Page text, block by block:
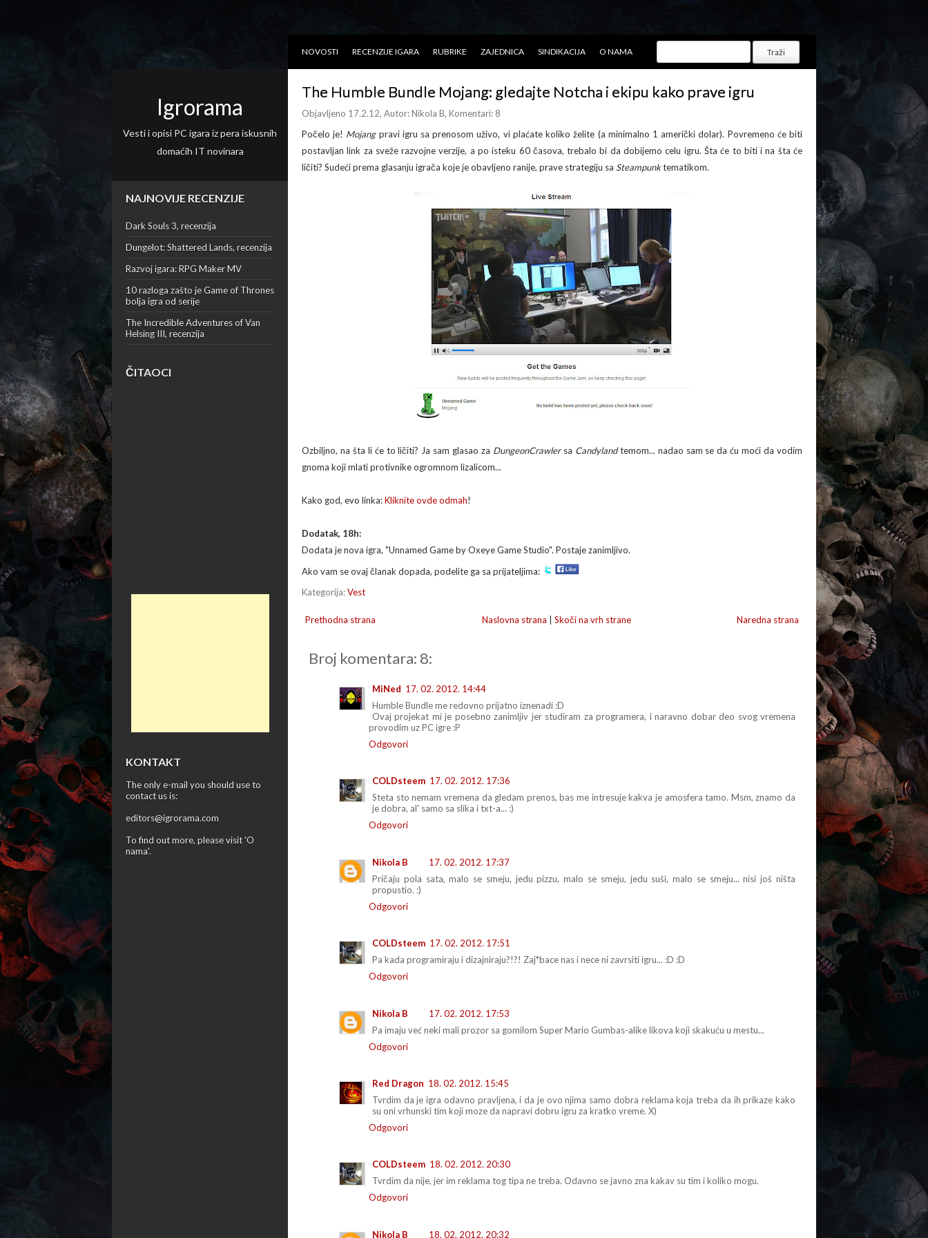
NOVOSTI RECENZIJE IGARA RUBRIKE ZAJEDNICA SINDIKACIJA O NAMA
Igrorama
Vesti i opisi PC igara iz pera iskusnih
domaćih IT novinara
NAJNOVIJE RECENZIJE
Dark Souls 3, recenzija
Dungelot: Shattered Lands, recenzija
Razvoj igara: RPG Maker MV
10 razloga zašto je Game of Thrones
bolja igra od serije
The Incredible Adventures of Van
Helsing III, recenzija
ČITAOCI
KONTAKT
The only e-mail you should use to
contact us is:
editors@igrorama.com
To find out more, please visit 'O
nama'.
The Humble Bundle Mojang: gledajte Notcha i ekipu kako prave igru
Objavljeno 17.2.12, Autor:Nikola B, Komentari: 8
Počelo je! Mojangpravi igru sa prenosom uživo, vi plaćate koliko želite (a minimalno 1 američki dolar). Povremeno će biti
postavljan link za sveže razvojne verzije, a po isteku 60 časova, trebalo bi da dobijemo celu igru. Šta će to biti i na šta će
ličiti? Sudeći prema glasanju igrača koje je obavljeno ranije, prave strategiju sa Steampunktematikom.
Ozbiljno, na šta li će to ličiti? Ja sam glasao za DungeonCrawlersa Candylandtemom... nadao sam se da ću moći da vodim
gnoma koji mlati protivnike ogromnom lizalicom...
Kako god, evo linka:Kliknite ovde odmah!
Dodatak, 18h:
Dodata je nova igra, "Unnamed Game by Oxeye Game Studio". Postaje zanimljivo.
Ako vam se ovaj članak dopada, podelite ga sa prijateljima:
Kategorija:Vest
Naredna strana
Prethodna strana Naslovna strana Skoči na vrh strane
Broj komentara: 8:
MiNed 17. 02. 2012. 14:44
Humble Bundle me redovno prijatno iznenadi :D
Ovaj projekat mi je posebno zanimljiv jer studiram za programera, i naravno dobar deo svog vremena
provodim uz PC igre :P
Odgovori
COLDsteem 17. 02. 2012. 17:36
Steta sto nemam vremena da gledam prenos, bas me intresuje kakva je amosfera tamo. Msm, znamo da
je dobra, al' samo sa slika i txt-a... :)
Odgovori
Nikola B
17. 02. 2012. 17:37
Pričaju pola sata, malo se smeju, jedu pizzu, malo se smeju, jedu suši, malo se smeju... nisi još ništa
propustio. :)
Odgovori
COLDsteem 17. 02. 2012. 17:51
Pa kada programiraju i dizajniraju?!?! Zaj*bace nas i nece ni zavrsiti igru... :D :D
Odgovori
Nikola B
17. 02. 2012. 17:53
Pa imaju već neki mali prozor sa gomilom Super Mario Gumbas-alike likova koji skakuću u mestu...
Odgovori
Red Dragon 18. 02. 2012. 15:45
Tvrdim da je igra odavno pravljena, i da je ovo njima samo dobra reklama koja treba da ih prikaze kako
su oni vrhunski tim koji moze da napravi dobru igru za kratko vreme. X)
Odgovori
COLDsteem 18. 02. 2012. 20:30
Tvrdim da nije, jer im reklama tog tipa ne treba. Odavno se javno zna kakav su tim i koliko mogu.
Odgovori
Nikola B 18. 02. 2012. 20:32